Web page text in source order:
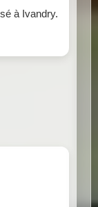
à Ivandry.